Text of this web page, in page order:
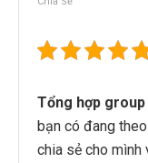
Tổng hợp
bạn có đang
chia sẻ cho mình